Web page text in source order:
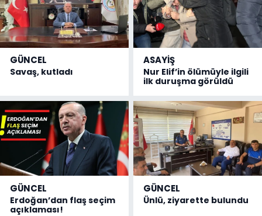
GÜNCEL
Savaş, kutladı
ASAYİŞ
Nur Elif’in ölümüyle ilgili
ilk duruşma görüldü
GÜNCEL
Erdoğan’dan flaş seçim
açıklaması!
GÜNCEL
Ünlü, ziyarette bulundu